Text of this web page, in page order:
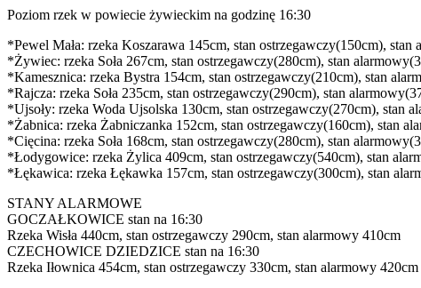
Poziom rzek w powiecie żywieckim na godzinę 16:30
*Pewel Mała: rzeka Koszarawa 145cm, stan ostrzegawczy(150cm), stan
*Żywiec: rzeka Soła 267cm, stan ostrzegawczy(280cm), stan
*Kamesznica: rzeka Bystra 154cm, stan ostrzegawczy(210cm), stan
*Rajcza: rzeka Soła 235cm, stan ostrzegawczy(290cm), stan
*Ujsoły: rzeka Woda Ujsolska 130cm, stan ostrzegawczy(270cm), stan
*Żabnica: rzeka Żabniczanka 152cm, stan ostrzegawczy(160cm), stan
*Cięcina: rzeka Soła 168cm, stan ostrzegawczy(280cm), stan
*Łodygowice: rzeka Żylica 409cm, stan ostrzegawczy(540cm), stan
*Łękawica: rzeka Łękawka 157cm, stan ostrzegawczy(300cm), stan
STANY ALARMOWE
GOCZAŁKOWICE stan na 16:30
Rzeka Wisła 440cm, stan ostrzegawczy 290cm, stan alarmowy 410cm
CZECHOWICE DZIEDZICE stan na 16:30
Rzeka Iłownica 454cm, stan ostrzegawczy 330cm, stan alarmowy 420cm